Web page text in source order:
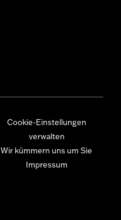
Cookie-Einstellungen
verwalten
Wir kümmern uns um Sie
Impressum